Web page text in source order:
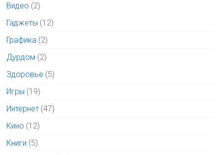
Видео (2)
Гаджеты (12)
Графика (2)
Дурдом (2)
Здоровье (5)
Игры (19)
Интернет (47)
Кино (12)
Книги (5)